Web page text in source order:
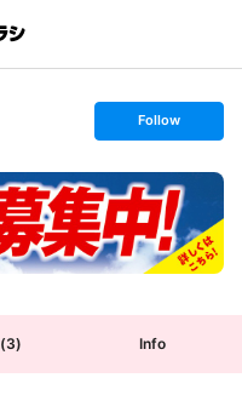
s
t
o
l
o
w
Follow
(3) Info